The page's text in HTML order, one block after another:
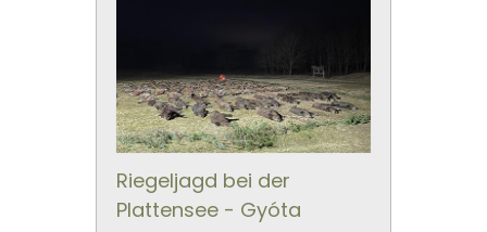
Riegeljagd bei der
Plattensee - Gyóta